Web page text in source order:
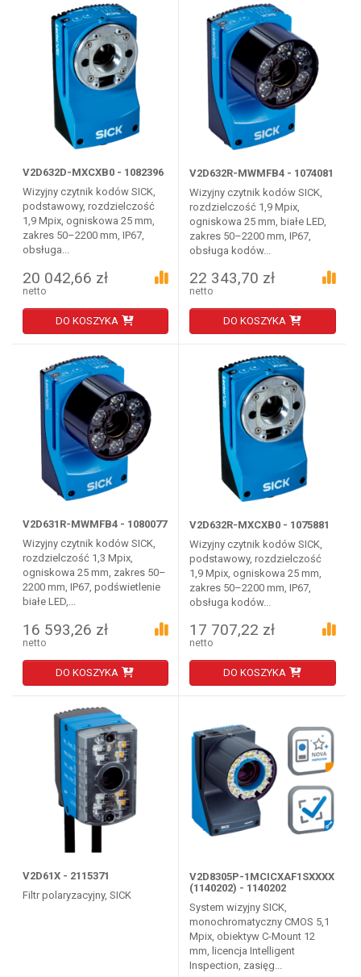
V2D632D-MXCXB0 - 1082396
Wizyjny czytnik kodów SICK,
podstawowy, rozdzielczość
1,9 Mpix, ogniskowa 25 mm,
zakres 50–2200 mm, IP67,
obsługa...
20 042,66 zł
netto
DO KOSZYKA
V2D632R-MWMFB4 - 1074081
Wizyjny czytnik kodów SICK,
rozdzielczość 1,9 Mpix,
ogniskowa 25 mm, białe LED,
zakres 50–2200 mm, IP67,
obsługa kodów...
22 343,70 zł
netto
DO KOSZYKA
V2D631R-MWMFB4 - 1080077
Wizyjny czytnik kodów SICK,
rozdzielczość 1,3 Mpix,
ogniskowa 25 mm, zakres 50–
2200 mm, IP67, podświetlenie
białe LED,...
16 593,26 zł
netto
DO KOSZYKA
V2D632R-MXCXB0 - 1075881
Wizyjny czytnik kodów SICK,
podstawowy, rozdzielczość
1,9 Mpix, ogniskowa 25 mm,
zakres 50–2200 mm, IP67,
obsługa kodów...
17 707,22 zł
netto
DO KOSZYKA
V2D61X - 2115371
Filtr polaryzacyjny, SICK
V2D8305P-1MCICXAF1SXXXX
(1140202) - 1140202
System wizyjny SICK,
monochromatyczny CMOS 5,1
Mpix, obiektyw C-Mount 12
mm, licencja Intelligent
Inspection, zasięg...